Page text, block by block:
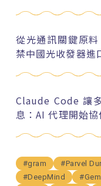
從光通訊關鍵原
禁中國光收發器進
Claude Code 讓
息：AI 代理開始協
#gram #Parvel
#DeepMind